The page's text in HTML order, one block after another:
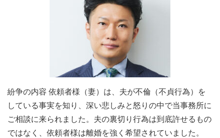
紛争の内容 依頼者様（妻）は、夫が不倫（不貞行為）を
している事実を知り、深い悲しみと怒りの中で当事務所に
ご相談に来られました。夫の裏切り行為は到底許せるもの
ではなく、依頼者様は離婚を強く希望されていました。